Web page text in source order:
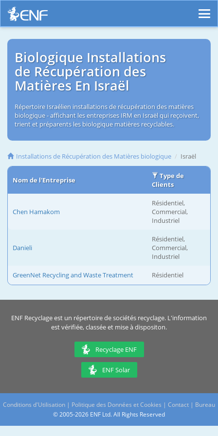
Biologique Installations
de Récupération des
Matières En Israël
Répertoire Israélien installations de récupération des matières
biologique - affichant les entreprises IRM en Israël qui reçoivent,
trient et préparents les biologique matières recyclables.
Installations de Récupération des Matières biologique Israël
Nom de l'Entreprise
Type de
Clients
Chen Hamakom
Résidentiel,
Commercial,
Industriel
Danieli
Résidentiel,
Commercial,
Industriel
GreenNet Recycling and Waste Treatment Résidentiel
ENF Recyclage est un répertoire de sociétés recyclage. L'information
est vérifiée, classée et mise à dispositon.
Recyclage ENF
ENF Solar
Conditions d'Utilisation | Politique des Données et Cookies | Contact | Bureau
© 2005-2026 ENF Ltd. All Rights Reserved